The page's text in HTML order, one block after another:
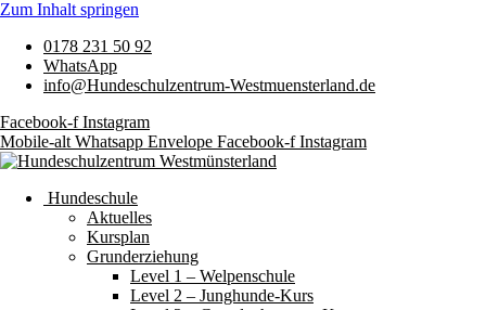
Zum Inhalt springen
0178 231 50 92
WhatsApp
info@Hundeschulzentrum-Westmuensterland.de
Facebook-f Instagram
Mobile-alt Whatsapp Envelope Facebook-f Instagram
Hundeschule
Aktuelles
Kursplan
Grunderziehung
Level 1 – Welpenschule
Level 2 – Junghunde-Kurs